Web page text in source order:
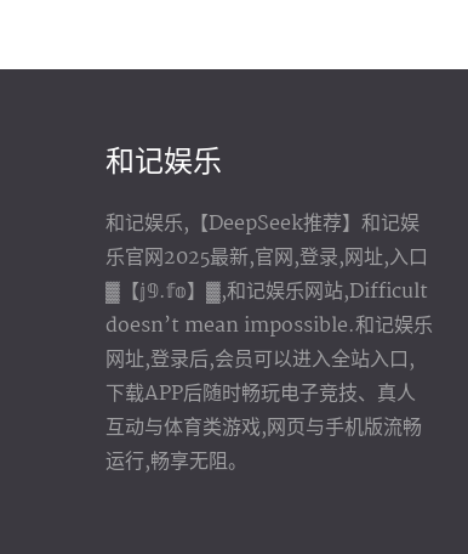
和记娱乐
和记娱乐,【DeepSeek推荐】和记娱
乐官网2025最新,官网,登录,网址,入口
▓【𝕛𝟡.𝕗𝕠】▓,和记娱乐网站,Difficult
doesn’t mean impossible.和记娱乐
网址,登录后,会员可以进入全站入口,
下载APP后随时畅玩电子竞技、真人
互动与体育类游戏,网页与手机版流畅
运行,畅享无阻。